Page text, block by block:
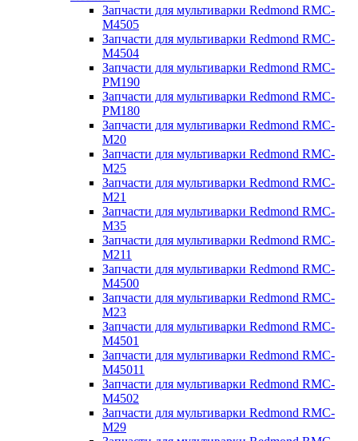
Запчасти для мультиварки Redmond RMC-
M4505
Запчасти для мультиварки Redmond RMC-
M4504
Запчасти для мультиварки Redmond RMC-
PM190
Запчасти для мультиварки Redmond RMC-
PM180
Запчасти для мультиварки Redmond RMC-
M20
Запчасти для мультиварки Redmond RMC-
M25
Запчасти для мультиварки Redmond RMC-
M21
Запчасти для мультиварки Redmond RMC-
M35
Запчасти для мультиварки Redmond RMC-
M211
Запчасти для мультиварки Redmond RMC-
M4500
Запчасти для мультиварки Redmond RMC-
M23
Запчасти для мультиварки Redmond RMC-
M4501
Запчасти для мультиварки Redmond RMC-
M45011
Запчасти для мультиварки Redmond RMC-
M4502
Запчасти для мультиварки Redmond RMC-
M29